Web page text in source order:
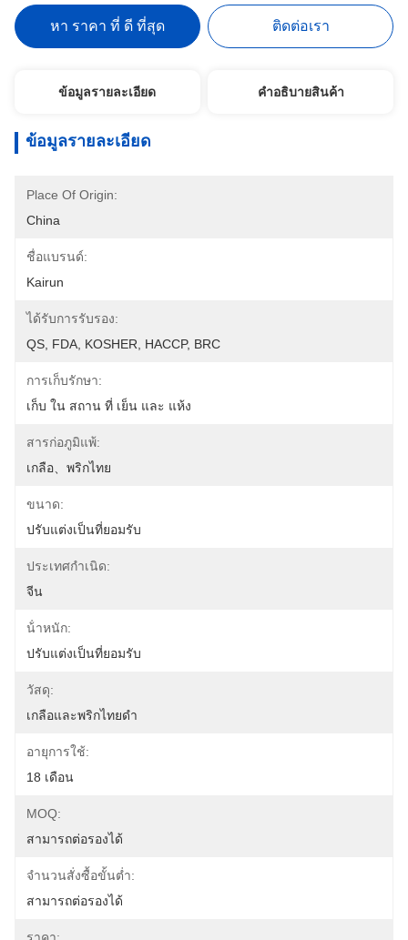
หา ราคา ที่ ดี ที่สุด ติดต่อเรา
ข้อมูลรายละเอียด คําอธิบายสินค้า
ข้อมูลรายละเอียด
Place Of Origin:
China
ชื่อแบรนด์:
Kairun
ได้รับการรับรอง:
QS, FDA, KOSHER, HACCP, BRC
การเก็บรักษา:
เก็บ ใน สถาน ที่ เย็น และ แห้ง
สารก่อภูมิแพ้:
เกลือ、พริกไทย
ขนาด:
ปรับแต่งเป็นที่ยอมรับ
ประเทศกําเนิด:
จีน
น้ําหนัก:
ปรับแต่งเป็นที่ยอมรับ
วัสดุ:
เกลือและพริกไทยดำ
อายุการใช้:
18 เดือน
MOQ:
สามารถต่อรองได้
จำนวนสั่งซื้อขั้นต่ำ:
สามารถต่อรองได้